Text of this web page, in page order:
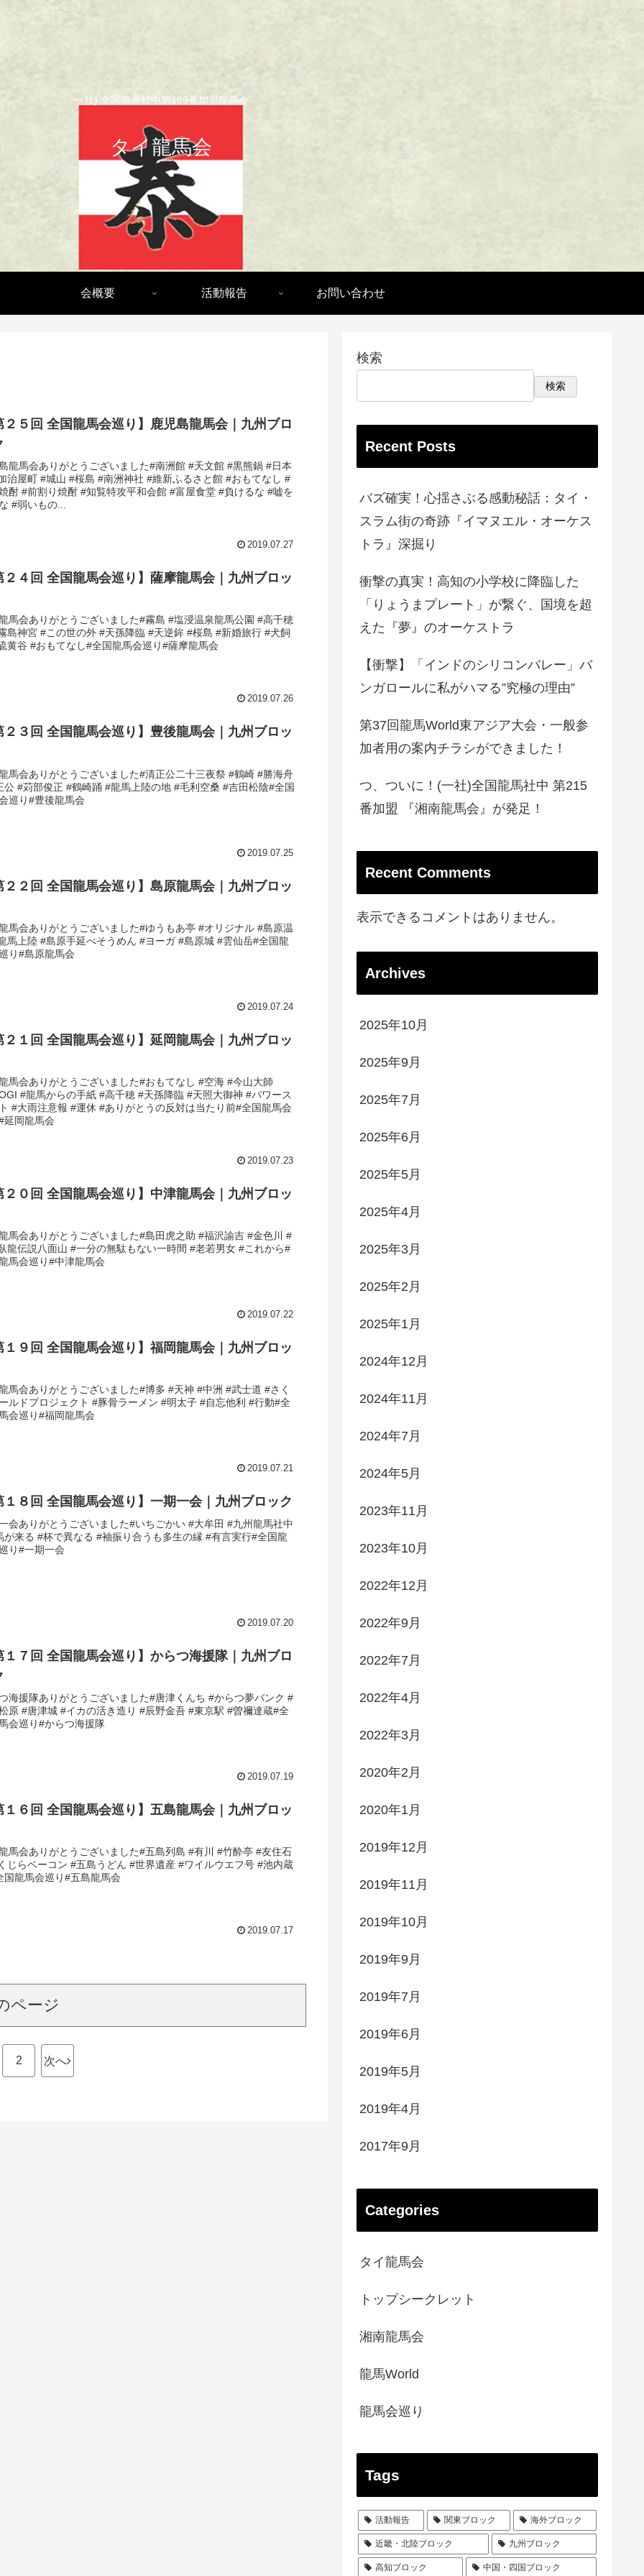
一社) 全国龍馬社中第189番加盟龍馬会
タイ龍馬会
会概要 活動報告 お問い合わせ
２５回 全国龍馬会巡り】鹿児島龍馬会｜九州ブロ
龍馬会ありがとうございました#南洲館 #天文館 #黒熊鍋 #日本
治屋町 #城山 #桜島 #南洲神社 #維新ふるさと館 #おもてなし #
酎 #前割り焼酎 #知覧特攻平和会館 #富屋食堂 #負けるな #嘘を
#弱いもの...
2019.07.27
２４回 全国龍馬会巡り】薩摩龍馬会｜九州ブロッ
馬会ありがとうございました#霧島 #塩浸温泉龍馬公園 #高千穂
島神宮 #この世の外 #天孫降臨 #天逆鉾 #桜島 #新婚旅行 #犬飼
黄谷 #おもてなし#全国龍馬会巡り#薩摩龍馬会
2019.07.26
２３回 全国龍馬会巡り】豊後龍馬会｜九州ブロッ
馬会ありがとうございました#清正公二十三夜祭 #鶴崎 #勝海舟
公 #苅部俊正 #鶴崎踊 #龍馬上陸の地 #毛利空桑 #吉田松陰#全国
巡り#豊後龍馬会
2019.07.25
２２回 全国龍馬会巡り】島原龍馬会｜九州ブロッ
馬会ありがとうございました#ゆうもあ亭 #オリジナル #島原温
馬上陸 #島原手延べそうめん #ヨーガ #島原城 #雲仙岳#全国龍
り#島原龍馬会
2019.07.24
２１回 全国龍馬会巡り】延岡龍馬会｜九州ブロッ
馬会ありがとうございました#おもてなし #空海 #今山大師
#龍馬からの手紙 #高千穂 #天孫降臨 #天照大御神 #パワース
#大雨注意報 #運休 #ありがとうの反対は当たり前#全国龍馬会
延岡龍馬会
2019.07.23
２０回 全国龍馬会巡り】中津龍馬会｜九州ブロッ
馬会ありがとうございました#島田虎之助 #福沢諭吉 #金色川 #
龍伝説八面山 #一分の無駄もない一時間 #老若男女 #これから#
馬会巡り#中津龍馬会
2019.07.22
１９回 全国龍馬会巡り】福岡龍馬会｜九州ブロッ
馬会ありがとうございました#博多 #天神 #中洲 #武士道 #さく
ルドプロジェクト #豚骨ラーメン #明太子 #自忘他利 #行動#全
会巡り#福岡龍馬会
2019.07.21
１８回 全国龍馬会巡り】一期一会｜九州ブロック
会ありがとうございました#いちごかい #大牟田 #九州龍馬社中
が来る #杯で異なる #袖振り合うも多生の縁 #有言実行#全国龍
り#一期一会
2019.07.20
１７回 全国龍馬会巡り】からつ海援隊｜九州ブロ
海援隊ありがとうございました#唐津くんち #からつ夢バンク #
原 #唐津城 #イカの活き造り #辰野金吾 #東京駅 #曽禰達蔵#全
会巡り#からつ海援隊
2019.07.19
１６回 全国龍馬会巡り】五島龍馬会｜九州ブロッ
馬会ありがとうございました#五島列島 #有川 #竹酔亭 #友住石
じらベーコン #五島うどん #世界遺産 #ワイルウエフ号 #池内蔵
国龍馬会巡り#五島龍馬会
2019.07.17
ページ
2 次へ
検索
検索
Recent Posts
バズ確実！心揺さぶる感動秘話：タイ・
スラム街の奇跡『イマヌエル・オーケス
トラ』深掘り
衝撃の真実！高知の小学校に降臨した
「りょうまプレート」が繋ぐ、国境を超
えた『夢』のオーケストラ
【衝撃】「インドのシリコンバレー」バ
ンガロールに私がハマる”究極の理由”
第37回龍馬World東アジア大会・一般参
加者用の案内チラシができました！
つ、ついに！(一社)全国龍馬社中 第215
番加盟 『湘南龍馬会』が発足！
Recent Comments
表示できるコメントはありません。
Archives
2025年10月
2025年9月
2025年7月
2025年6月
2025年5月
2025年4月
2025年3月
2025年2月
2025年1月
2024年12月
2024年11月
2024年7月
2024年5月
2023年11月
2023年10月
2022年12月
2022年9月
2022年7月
2022年4月
2022年3月
2020年2月
2020年1月
2019年12月
2019年11月
2019年10月
2019年9月
2019年7月
2019年6月
2019年5月
2019年4月
2017年9月
Categories
タイ龍馬会
トップシークレット
湘南龍馬会
龍馬World
龍馬会巡り
Tags
活動報告 関東ブロック 海外ブロック
近畿・北陸ブロック 九州ブロック
高知ブロック 中国・四国ブロック